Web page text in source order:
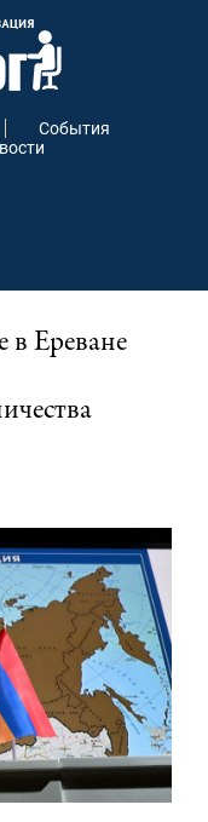
События
в Ереване